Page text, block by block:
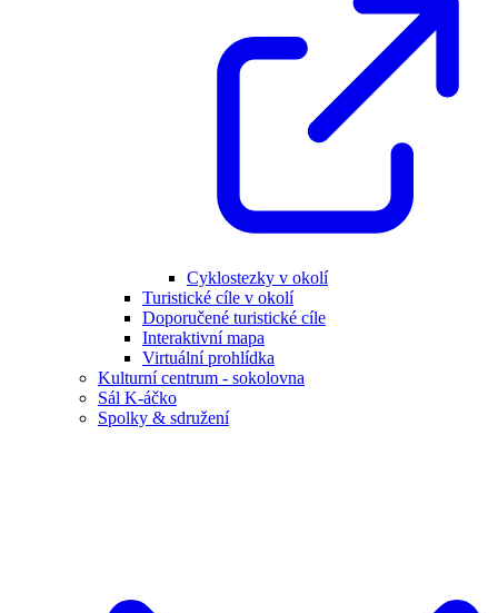
Cyklostezky v okolí
Turistické cíle v okolí
Doporučené turistické cíle
Interaktivní mapa
Virtuální prohlídka
Kulturní centrum - sokolovna
Sál K-áčko
Spolky & sdružení